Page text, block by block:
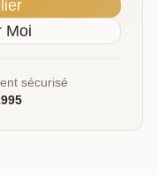
Moi
sécurisé